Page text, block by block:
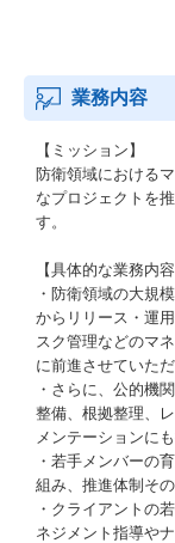
業務内容
【ミッション】
防衛領域における
なプロジェクトを
す。
【具体的な業務内容
・防衛領域の大規
からリリース・運
スク管理などのマ
に前進させていただ
・さらに、公的機
整備、根拠整理、
メンテーションに
・若手メンバーの
組み、推進体制そ
・クライアントの
ネジメント指導や